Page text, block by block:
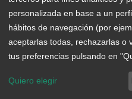
Add
personalizada en base a un
hábitos de navegación (por
aceptarlas todas, rechazarlas o
tus preferencias pulsando en
Quiero elegir